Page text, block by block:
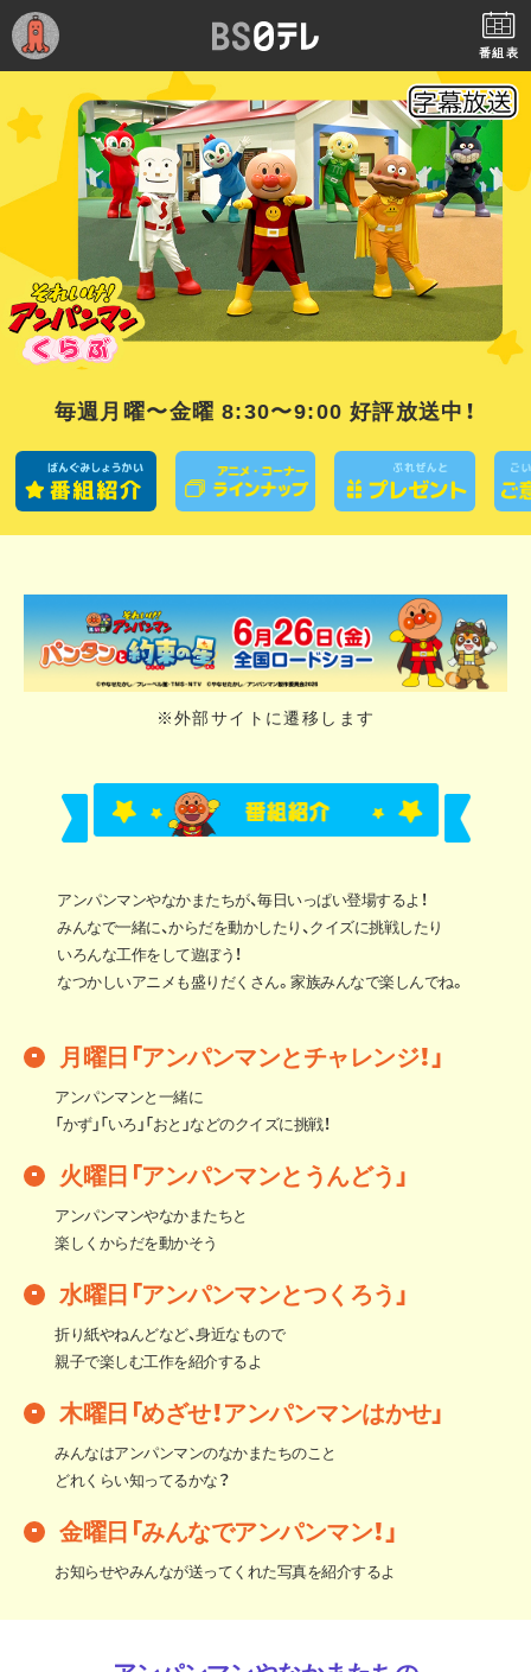
番組表
毎週月曜〜金曜 8:30〜9:00 好評放送中！
番組紹介 ア
※外部サイトに遷移します
アンパンマンやなかまたちが、毎日いっぱい登場するよ！
みんなで一緒に、からだを動かしたり、クイズに挑戦したり
いろんな工作をして遊ぼう！
なつかしいアニメも盛りだくさん。家族みんなで楽しんでね。
月曜日「アンパンマンとチャレンジ！」
アンパンマンと一緒に
「かず」「いろ」「おと」などのクイズに挑戦！
火曜日「アンパンマンとうんどう」
アンパンマンやなかまたちと
楽しくからだを動かそう
水曜日「アンパンマンとつくろう」
折り紙やねんどなど、身近なもので
親子で楽しむ工作を紹介するよ
木曜日「めざせ！アンパンマンはかせ」
みんなはアンパンマンのなかまたちのこと
どれくらい知ってるかな？
金曜日「みんなでアンパンマン！」
お知らせやみんなが送ってくれた写真を紹介するよ